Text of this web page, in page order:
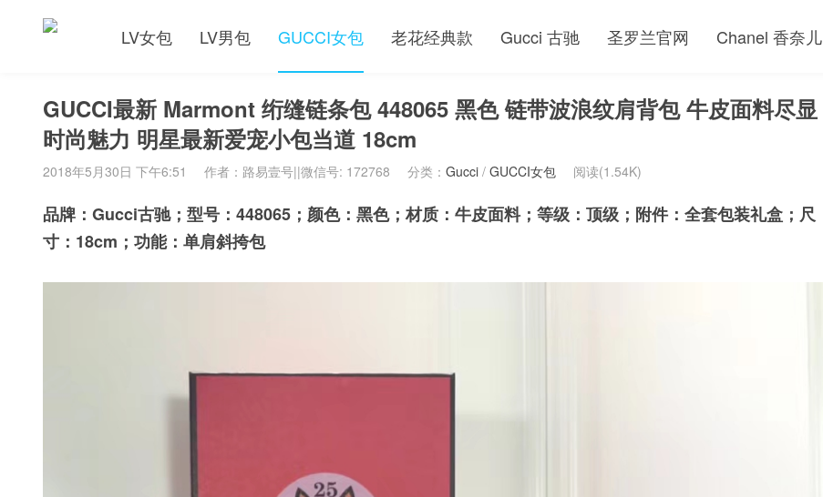
LV女包 LV男包 GUCCI女包 老花经典款 Gucci 古驰 圣罗兰官网 Chanel 香奈儿
GUCCI最新 Marmont 绗缝链条包 448065 黑色 链带波浪纹肩背包 牛皮面料尽显
时尚魅力 明星最新爱宠小包当道 18cm
2018年5月30日 下午6:51 作者：路易壹号||微信号: 172768 分类： Gucci / GUCCI女包 阅读(1.54K)
品牌：Gucci古驰；型号：448065；颜色：黑色；材质：牛皮面料；等级：顶级；附件：全套包装礼盒；尺
寸：18cm；功能：单肩斜挎包